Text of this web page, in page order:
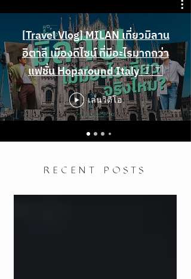
[Travel Vlog] MILAN เที่ยวมิลาน
อิตาลี เมืองดีไซน์ ที่มีอะไรมากกว่า
แฟชั่น Hoparound Italy 🇮🇹
เล่นวิดีโอ
RECENT POSTS